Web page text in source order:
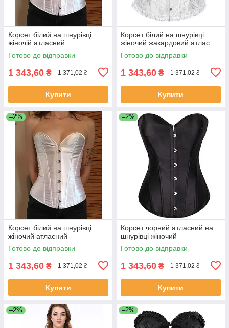
Корсет білий на шнурівці
жіночій атласний
Готово до відправки
1 343,60 ₴ 1 371,02 ₴
Купити
Корсет білий на шнурівці
жіночий жакардовий атлас
Готово до відправки
1 343,60 ₴ 1 371,02 ₴
Купити
–2%
Корсет білий на шнурівці
жіночий атласний
Готово до відправки
1 343,60 ₴ 1 371,02 ₴
Купити
–2%
Корсет чорний атласний на
шнурівці жіночий
Готово до відправки
1 343,60 ₴ 1 371,02 ₴
Купити
–2% –2%